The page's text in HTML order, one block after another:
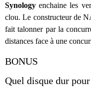
Synology enchaine les
clou. Le constructeur de
fait talonner par la
distances face à une
BONUS
Quel disque dur